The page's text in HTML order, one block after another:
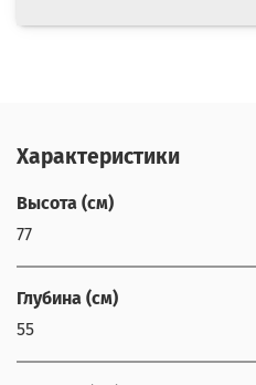
Характеристики
Высота (см)
77
Глубина (см)
55